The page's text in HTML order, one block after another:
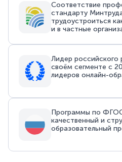
Соответствие
стандарту
трудоустроиться
и в частные
Лидер российского
своём сегменте с
лидеров онлайн-
Программы по
качественный и
образовательный